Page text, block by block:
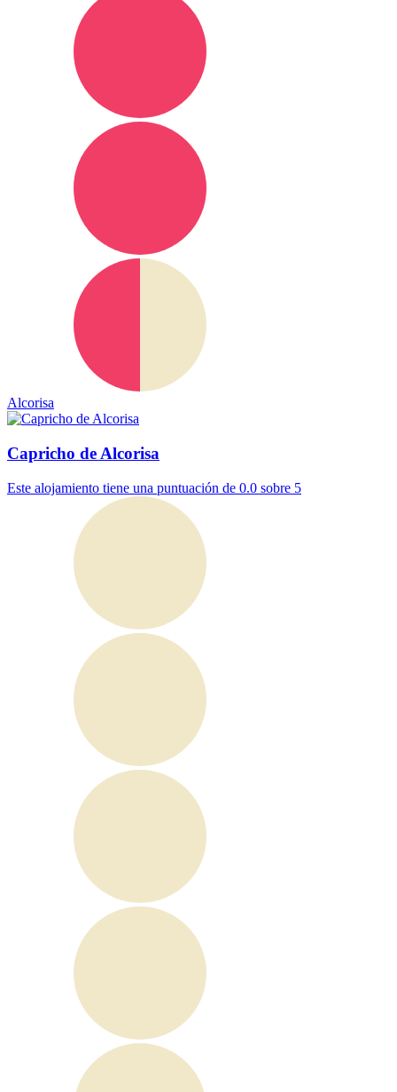
Alcorisa
Capricho de Alcorisa
Este alojamiento tiene una puntuación de 0.0 sobre 5